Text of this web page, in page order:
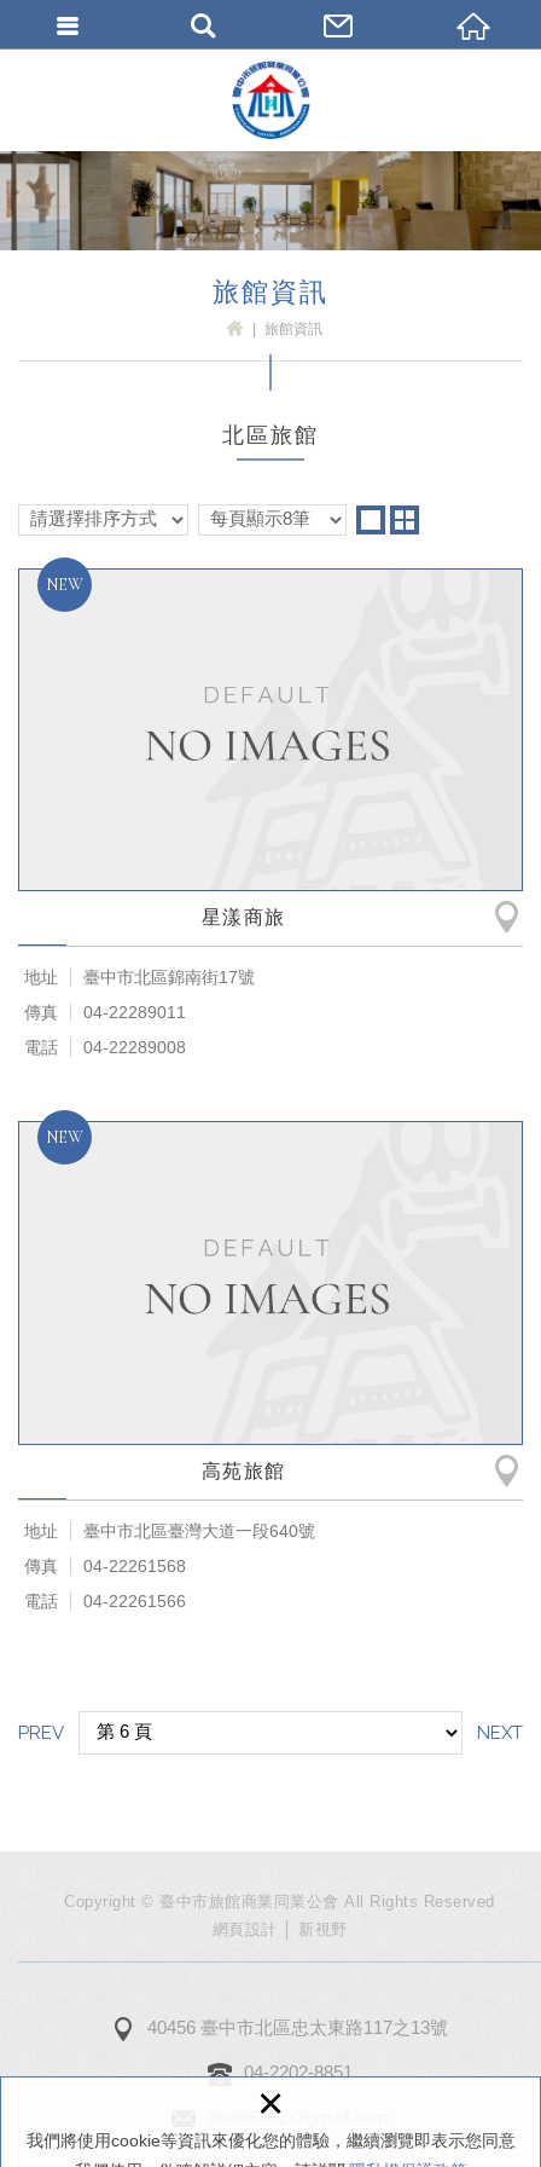
我們將使用cookie等資訊來優化您的體驗，繼續瀏覽即表示您同意
×
旅館資訊
旅館資訊
北區旅館
星漾商旅
地址
臺中市北區錦南街17號
傳真
04-22289011
電話
04-22289008
高苑旅館
地址
臺中市北區臺灣大道一段640號
傳真
04-22261568
電話
04-22261566
PREV NEXT
Copyright © 臺中市旅館商業同業公會 All Rights Reserved
網頁設計
│ 新視野
40456 臺中市北區忠太東路117之13號
04-2202-8851
thotel8692@gmail.com